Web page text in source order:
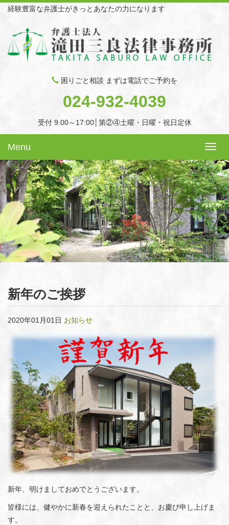
経験豊富な弁護士がきっとあなたの力になります
困りごと相談 まずは電話でご予約を
024-932-4039
受付 9:00～17:00│第②④土曜・日曜・祝日定休
Menu
新年のご挨拶
2020年01月01日 お知らせ
新年、明けましておめでとうございます。
皆様には、健やかに新春を迎えられたことと、お慶び申し上げま
す。